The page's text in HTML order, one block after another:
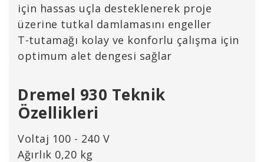
için hassas uçla desteklenerek proje
üzerine tutkal damlamasını engeller
T-tutamağı kolay ve konforlu çalışma için
optimum alet dengesi sağlar
Dremel 930 Teknik
Özellikleri
Voltaj 100 - 240 V
Ağırlık 0,20 kg